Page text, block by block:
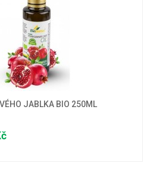
JABLKA BIO 250ML